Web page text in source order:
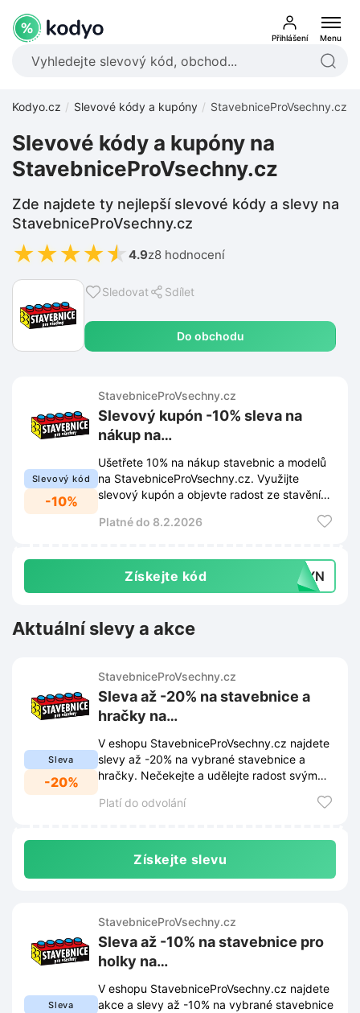
Přihlášení Menu
Kodyo.cz Slevové kódy a kupóny StavebniceProVsechny.cz
Sledovat Sdílet
Do obchodu
Slevové kódy a kupóny na
StavebniceProVsechny.cz
Zde najdete ty nejlepší slevové kódy a slevy na
StavebniceProVsechny.cz
★★★★★ 4.9z8 hodnocení
Slevový kód
-10%
StavebniceProVsechny.cz
Slevový kupón -10% sleva na
nákup na
StavebniceProVsechny.cz
Ušetřete 10% na nákup stavebnic a modelů
na StavebniceProVsechny.cz. Využijte
slevový kupón a objevte radost ze stavění
Platné do 8.2.2026
Získejte kód NTYN
Aktuální slevy a akce
Sleva
-20%
StavebniceProVsechny.cz
Sleva až -20% na stavebnice a
hračky na
StavebniceProVsechny.cz
V eshopu StavebniceProVsechny.cz najdete
slevy až -20% na vybrané stavebnice a
hračky. Nečekejte a udělejte radost svým
Platí do odvolání
Získejte slevu
Sleva
StavebniceProVsechny.cz
Sleva až -10% na stavebnice pro
holky na
StavebniceProVsechny.cz
V eshopu StavebniceProVsechny.cz najdete
akce a slevy až -10% na vybrané stavebnice